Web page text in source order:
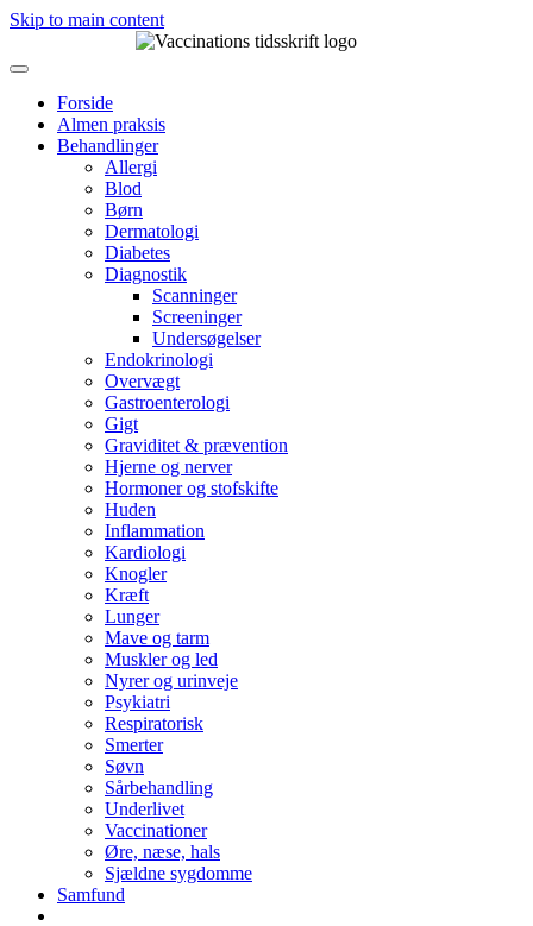
Skip to main content
Forside
Almen praksis
Behandlinger
Allergi
Blod
Børn
Dermatologi
Diabetes
Diagnostik
Scanninger
Screeninger
Undersøgelser
Endokrinologi
Overvægt
Gastroenterologi
Gigt
Graviditet & prævention
Hjerne og nerver
Hormoner og stofskifte
Huden
Inflammation
Kardiologi
Knogler
Kræft
Lunger
Mave og tarm
Muskler og led
Nyrer og urinveje
Psykiatri
Respiratorisk
Smerter
Søvn
Sårbehandling
Underlivet
Vaccinationer
Øre, næse, hals
Sjældne sygdomme
Samfund